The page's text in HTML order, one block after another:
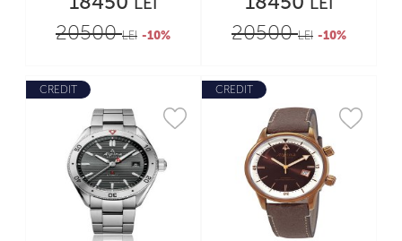
20500LEI -10% 20500LEI -10%
CREDIT CREDIT